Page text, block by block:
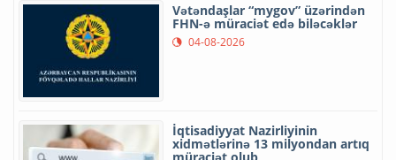
Vətəndaşlar “mygov” üzərindən
FHN-ə müraciət edə biləcəklər
04-08-2026
İqtisadiyyat Nazirliyinin
xidmətlərinə 13 milyondan artıq
müraciət olub